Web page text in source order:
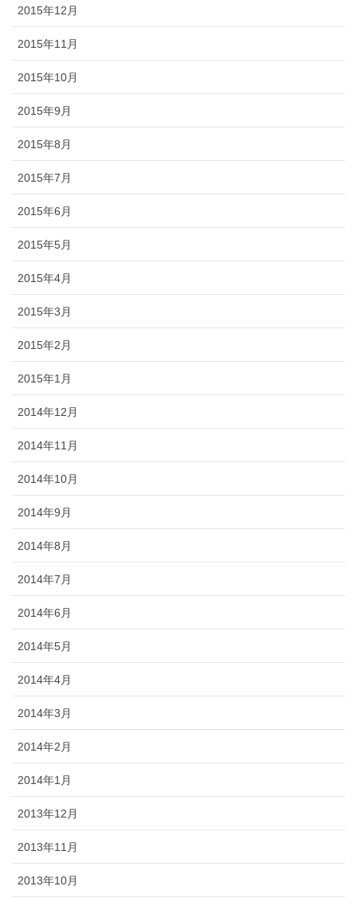
2015年12月
2015年11月
2015年10月
2015年9月
2015年8月
2015年7月
2015年6月
2015年5月
2015年4月
2015年3月
2015年2月
2015年1月
2014年12月
2014年11月
2014年10月
2014年9月
2014年8月
2014年7月
2014年6月
2014年5月
2014年4月
2014年3月
2014年2月
2014年1月
2013年12月
2013年11月
2013年10月